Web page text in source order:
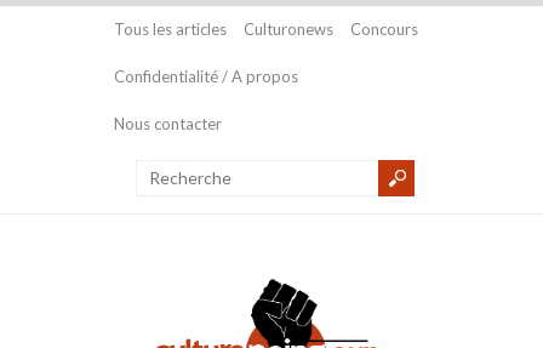
Tous les articles Culturonews Concours
Confidentialité / A propos
Nous contacter